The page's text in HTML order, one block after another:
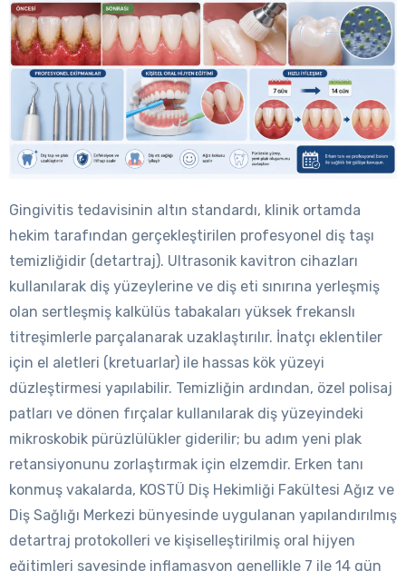
Gingivitis tedavisinin altın standardı, klinik ortamda
hekim tarafından gerçekleştirilen profesyonel diş taşı
temizliğidir (detartraj). Ultrasonik kavitron cihazları
kullanılarak diş yüzeylerine ve diş eti sınırına yerleşmiş
olan sertleşmiş kalkülüs tabakaları yüksek frekanslı
titreşimlerle parçalanarak uzaklaştırılır. İnatçı eklentiler
için el aletleri (kretuarlar) ile hassas kök yüzeyi
düzleştirmesi yapılabilir. Temizliğin ardından, özel polisaj
patları ve dönen fırçalar kullanılarak diş yüzeyindeki
mikroskobik pürüzlülükler giderilir; bu adım yeni plak
retansiyonunu zorlaştırmak için elzemdir. Erken tanı
konmuş vakalarda, KOSTÜ Diş Hekimliği Fakültesi Ağız ve
Diş Sağlığı Merkezi bünyesinde uygulanan yapılandırılmış
detartraj protokolleri ve kişiselleştirilmiş oral hijyen
eğitimleri sayesinde inflamasyon genellikle 7 ile 14 gün